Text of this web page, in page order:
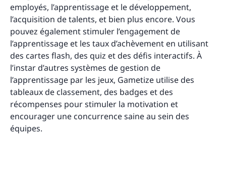
employés, l’apprentissage et le développement,
l’acquisition de talents, et bien plus encore. Vous
pouvez également stimuler l’engagement de
l’apprentissage et les taux d’achèvement en utilisant
des cartes flash, des quiz et des défis interactifs. À
l’instar d’autres systèmes de gestion de
l’apprentissage par les jeux, Gametize utilise des
tableaux de classement, des badges et des
récompenses pour stimuler la motivation et
encourager une concurrence saine au sein des
équipes.